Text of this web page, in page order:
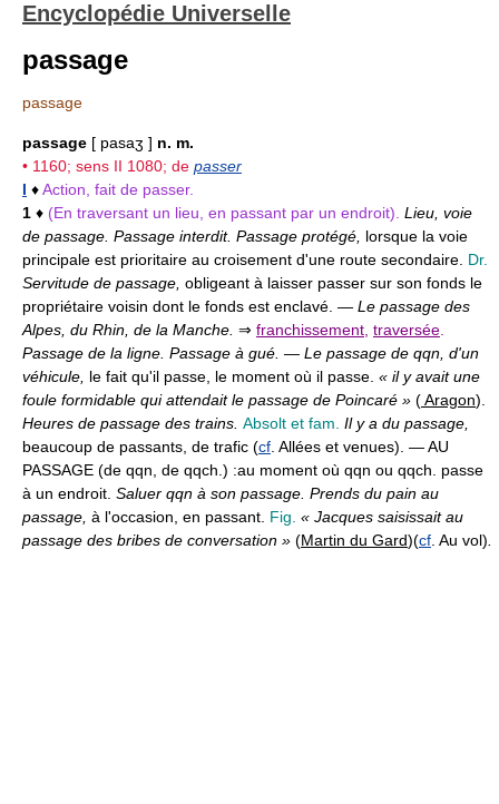
Encyclopédie Universelle
passage
passage
passage [ pasaʒ ] n. m.
• 1160; sens II 1080; de passer
I ♦Action, fait de passer.
1 ♦ (En traversant un lieu, en passant par un endroit). Lieu, voie
de passage. Passage interdit. Passage protégé, lorsque la voie
principale est prioritaire au croisement d'une route secondaire. Dr.
Servitude de passage, obligeant à laisser passer sur son fonds le
propriétaire voisin dont le fonds est enclavé. — Le passage des
Alpes, du Rhin, de la Manche. ⇒ franchissement traversée
Passage de la ligne. Passage à gué. — Le passage de qqn, d'un
véhicule, le fait qu'il passe, le moment où il passe. « il y avait une
foule formidable qui attendait le passage de Poincaré » (Aragon).
Heures de passage des trains. Absolt et fam. Il y a du passage,
beaucoup de passants, de trafic (cf . Allées et venues). — AU
PASSAGE (de qqn, de qqch.) :au moment où qqn ou qqch. passe
à un endroit. Saluer qqn à son passage. Prends du pain au
passage, à l'occasion, en passant. Fig. « Jacques saisissait au
passage des bribes de conversation » (Martin du Gard)(cf . Au vol)